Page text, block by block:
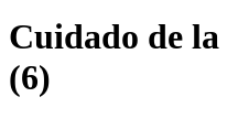
Cuidado de
(6)